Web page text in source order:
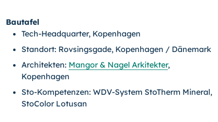
Bautafel
Tech-Headquarter, Kopenhagen
Standort: Rovsingsgade, Kopenhagen / Dänemark
Architekten: Mangor & Nagel Arkitekter,
Kopenhagen
Sto-Kompetenzen: WDV-System StoTherm Mineral,
StoColor Lotusan